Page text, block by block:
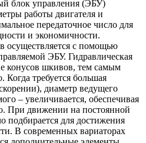
блок управления (ЭБУ)
работы двигателя и
передаточное число для
и экономичности.
осуществляется с помощью
ЭБУ. Гидравлическая
конусов шкивов, тем самым
Когда требуется большая
диаметр ведущего
– увеличивается, обеспечивая
При движении на постоянной
подбирается для достижения
В современных вариаторах